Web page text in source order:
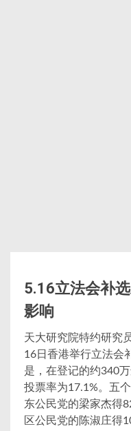
5.16立法会补
影响
天大研究院特约研究
16日香港举行立法会
是，在登记的约340
投票率为17.1%。五
东公民党的梁家杰得
区公民党的陈淑庄得